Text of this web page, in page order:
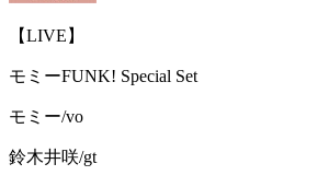
【LIVE】
モミーFUNK! Special Set
モミー/vo
鈴木井咲/gt